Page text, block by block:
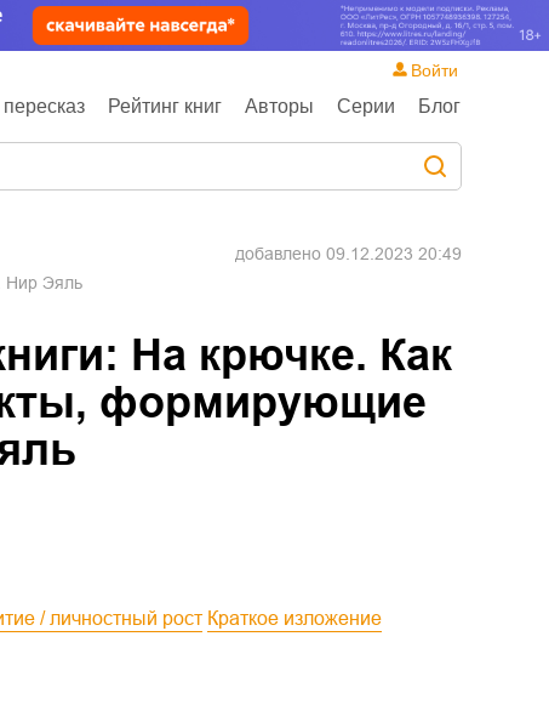
Рейтинг книг Авторы Серии Блог
Войти
Нир Эяль
добавлено 09.12.2023 20:49
На крючке. Как
формирующие
/ личностный рост
Краткое изложение